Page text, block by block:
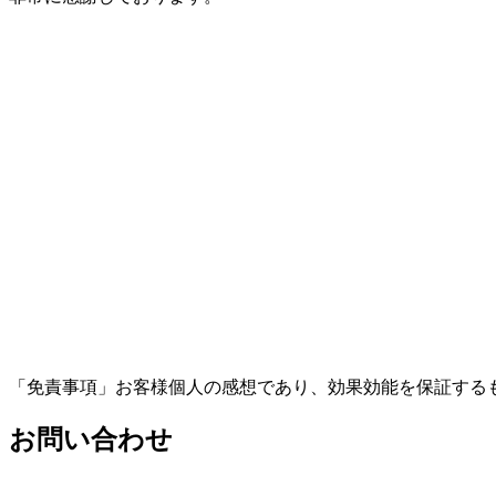
「免責事項」お客様個人の感想であり、効果効能を保証する
お問い合わせ